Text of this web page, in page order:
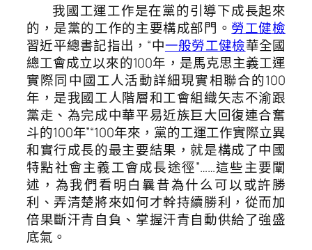
我國工運工作是在黨的引導下成長起來
的，是黨的工作的主要構成部門。 勞工健檢
習近平總書記指出，“中一般勞工健檢華全國
總工會成立以來的100年，是馬克思主義工運
實際同中國工人活動詳細現實相聯合的100
年，是我國工人階層和工會組織矢志不渝跟
黨走、為完成中華平易近族巨大回復連合奮
斗的100年”“100年來，黨的工運工作實際立異
和實行成長的最主要結果，就是構成了中國
特點社會主義工會成長途徑”……這些主要闡
述，為我們看明白曩昔為什么可以或許勝
利、弄清楚將來如何才幹持續勝利，從而加
倍果斷汗青自負、掌握汗青自動供給了強盛
底氣。